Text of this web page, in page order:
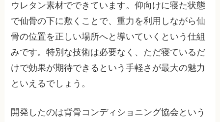
ウレタン素材でできています。仰向けに寝た状態
で仙骨の下に敷くことで、重力を利用しながら仙
骨の位置を正しい場所へと導いていくという仕組
みです。特別な技術は必要なく、ただ寝ているだ
けで効果が期待できるという手軽さが最大の魅力
といえるでしょう。
開発したのは背骨コンディショニング協会という